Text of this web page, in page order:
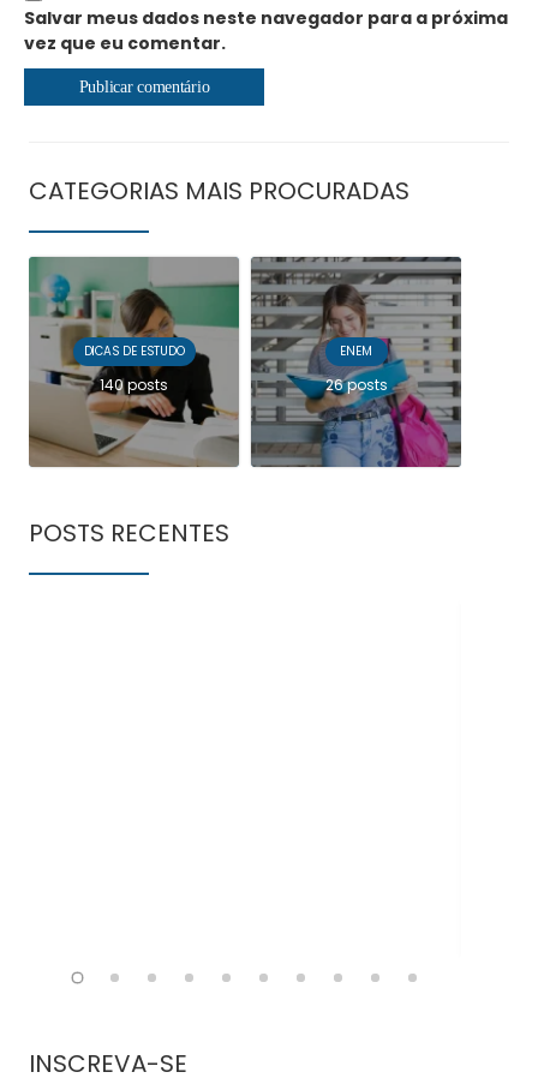
Salvar meus dados neste navegador para a próxima
vez que eu comentar.
CATEGORIAS MAIS PROCURADAS
DICAS DE ESTUDO
140 posts
ENEM
26 posts
POSTS RECENTES
INSCREVA-SE